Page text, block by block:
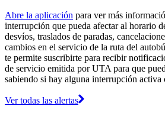
Abre la aplicación para ver más
interrupción que pueda afectar al horario
desvíos, traslados de paradas,
cambios en el servicio de la ruta del
te permite suscribirte para recibir
de servicio emitida por UTA para que
sabiendo si hay alguna interrupción activa
Ver todas las alertas